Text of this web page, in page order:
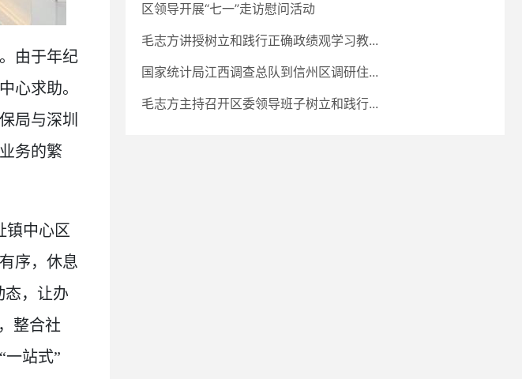
由于年纪
心求助。
局与深圳
务的繁
镇中心区
序，休息
态，让办
整合社
一站式”
区领导开展“七一”走访慰问活动
毛志方讲授树立和践行正确政绩观学习教...
国家统计局江西调查总队到信州区调研住...
毛志方主持召开区委领导班子树立和践行...